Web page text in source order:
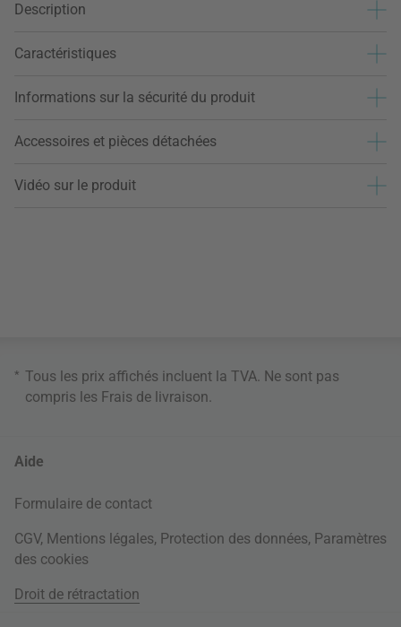
Description
Caractéristiques
Informations sur la sécurité du produit
Accessoires et pièces détachées
Vidéo sur le produit
* Tous les prix affichés incluent la TVA. Ne sont pas
compris les Frais de livraison
Aide
Formulaire de contact
CGV, Mentions légales, Protection des données, Paramètres
des cookies
Droit de rétractation